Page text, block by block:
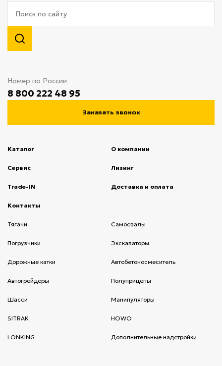
Номер по России
8 800 222 48 95
Заказать звонок
Каталог О компании
Сервис Лизинг(current)
Trade-IN Доставка и оплата
Контакты
Тягачи Cамосвалы
Погрузчики Экскаваторы
Дорожные катки Автобетоносмеситель
Автогрейдеры Полуприцепы
Шасси Манипуляторы
SITRAK HOWO
LONKING Дополнительные надстройки